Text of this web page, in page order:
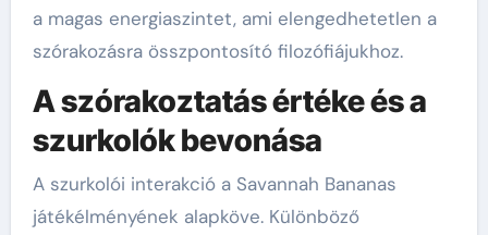
a magas energiaszintet, ami elengedhetetlen a
szórakozásra összpontosító filozófiájukhoz.
A szórakoztatás értéke és a
szurkolók bevonása
A szurkolói interakció a Savannah Bananas
játékélményének alapköve. Különböző